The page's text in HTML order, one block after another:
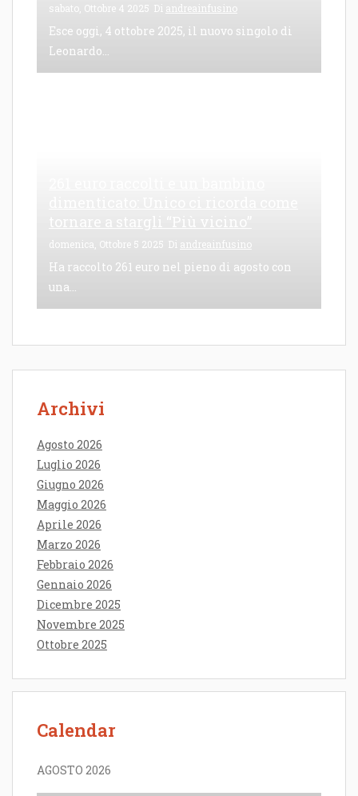
sabato, Ottobre 4 2025 Di andreainfusino
Esce oggi, 4 ottobre 2025, il nuovo singolo di
Leonardo...
domenica, Ottobre 5 2025 Di andreainfusino
Ha raccolto 261 euro nel pieno di agosto con
una...
Archivi
Agosto 2026
Luglio 2026
Giugno 2026
Maggio 2026
Aprile 2026
Marzo 2026
Febbraio 2026
Gennaio 2026
Dicembre 2025
Novembre 2025
Ottobre 2025
Calendar
AGOSTO 2026